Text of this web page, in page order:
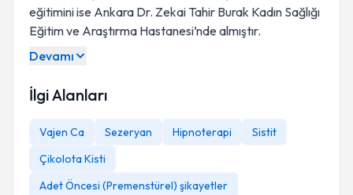
eğitimini ise Ankara Dr. Zekai Tahir Burak Kadın Sağlığı
Eğitim ve Araştırma Hastanesi’nde almıştır.
Devamı
İlgi Alanları
Vajen Ca Sezeryan Hipnoterapi
Sistit
Çikolota Kisti
Adet Öncesi (Premenstürel) şikayetler